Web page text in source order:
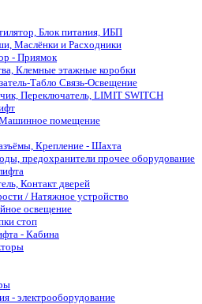
Блок питания, ИБП
Маслёнки и Расходники
- Приямок
Клемные этажные коробки
Табло Связь-Освещение
Переключатель, LIMIT SWITCH
помещение
Крепление - Шахта
предохранители прочее оборудование
Контакт дверей
/ Натяжное устройство
освещение
стоп
- Кабина
- электрооборудование